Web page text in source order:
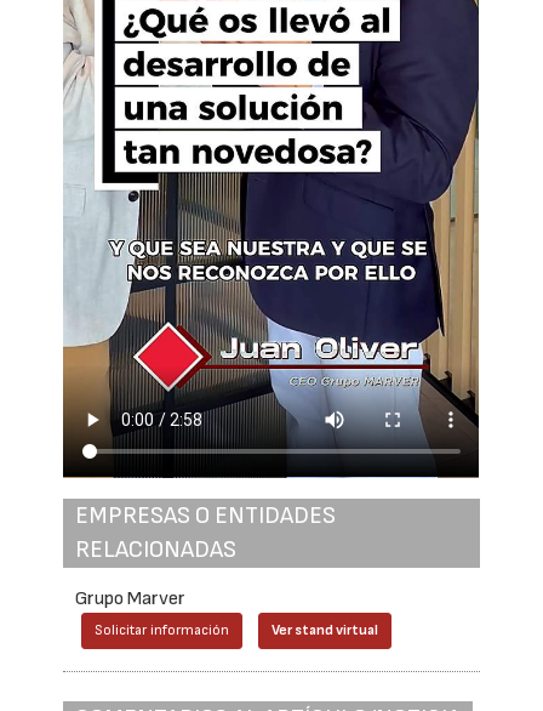
EMPRESAS O ENTIDADES
RELACIONADAS
Grupo Marver
Solicitar información Ver stand virtual